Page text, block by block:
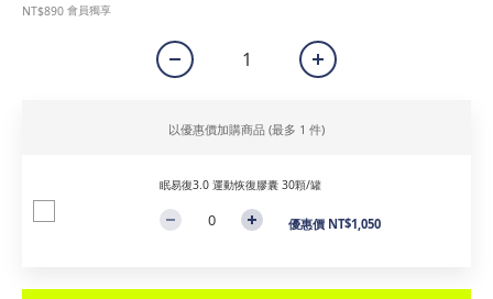
NT$890 會員獨享
以優惠價加購商品 (最多 1 件)
眠易復3.0 運動恢復膠囊 30顆/罐
優惠價 NT$1,050